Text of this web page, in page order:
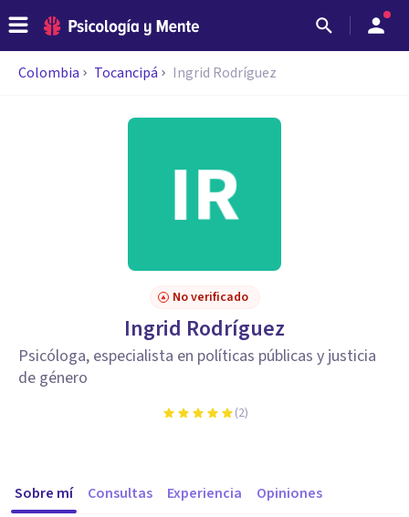
Colombia Tocancipá Ingrid Rodríguez
No verificado
Ingrid Rodríguez
Psicóloga, especialista en políticas públicas y justicia
de género
(2)
Sobre mí Consultas Experiencia Opiniones